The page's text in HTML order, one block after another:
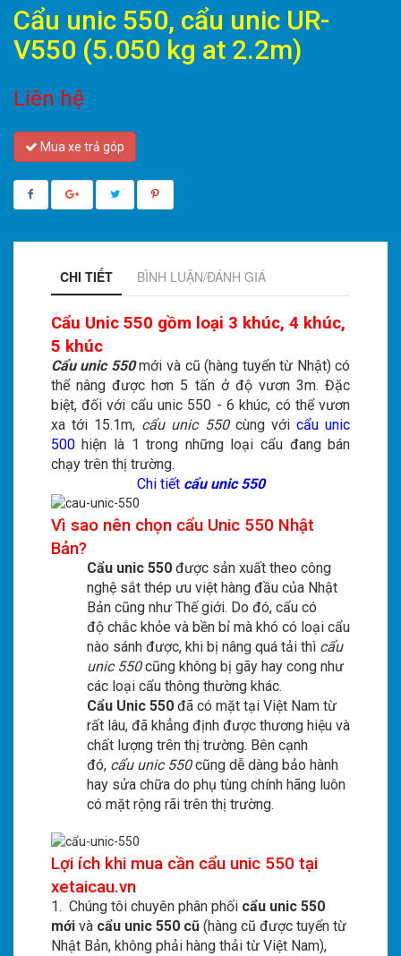
Cẩu unic 550, cẩu unic UR-
V550 (5.050 kg at 2.2m)
Liên hệ
Mua xe trả góp
CHI TIẾT BÌNH LUẬN/ĐÁNH GIÁ
Cẩu Unic 550 gồm loại 3 khúc, 4 khúc,
5 khúc
Cẩu unic 550mới và cũ (hàng tuyển từ Nhật) có
thể nâng được hơn 5 tấn ở độ vươn 3m. Đặc
biệt, đối với cẩu unic 550 - 6 khúc, có thể vươn
xa tới 15.1m, cẩu unic 550cùng vớicẩu unic
500hiện là 1 trong những loại cẩu đang bán
chạy trên thị trường.
Chi tiết cẩu unic 550
Vì sao nên chọn cẩu Unic 550 Nhật
Bản?
Cẩu unic 550được sản xuất theo công
nghệ sắt thép ưu việt hàng đầu của Nhật
Bản cũng như Thế giới. Do đó, cẩu có
độ chắc khỏe và bền bỉ mà khó có loại cẩu
nào sánh được, khi bị nâng quá tải thì cẩu
unic 550cũng không bị gãy hay cong như
các loại cẩu thông thường khác.
Cẩu Unic 550đã có mặt tại Việt Nam từ
rất lâu, đã khẳng định được thương hiệu và
chất lượng trên thị trường. Bên cạnh
đó, cẩu unic 550cũng dễ dàng bảo hành
hay sửa chữa do phụ tùng chính hãng luôn
có mặt rộng rãi trên thị trường.
Lợi ích khi mua cần cẩu unic 550 tại
xetaicau.vn
1. Chúng tôi chuyên phân phối cẩu unic 550
mớivà cẩu unic 550 cũ(hàng cũ được tuyển từ
Nhật Bản, không phải hàng thải từ Việt Nam),